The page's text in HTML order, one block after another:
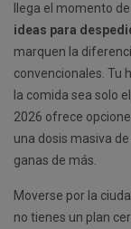
llega el momento
ideas para
marquen la
convencionales. Tu
la comida sea solo
2026 ofrece
una dosis masiva
ganas de más.
Moverse por la
no tienes un plan